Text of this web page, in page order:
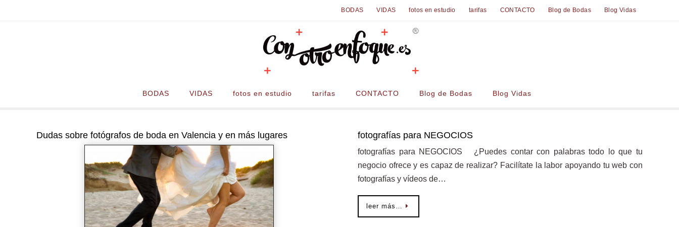
BODAS VIDAS fotos en estudio tarifas CONTACTO Blog de Bodas Blog Vidas
BODAS VIDAS fotos en estudio tarifas CONTACTO Blog de Bodas Blog Vidas
Dudas sobre fotógrafos de boda en Valencia y en más lugares fotografías para NEGOCIOS
fotografías para NEGOCIOS ¿Puedes contar con palabras todo lo que tu
negocio ofrece y es capaz de realizar? Facilítate la labor apoyando tu web con
fotografías y vídeos de…
leer más…